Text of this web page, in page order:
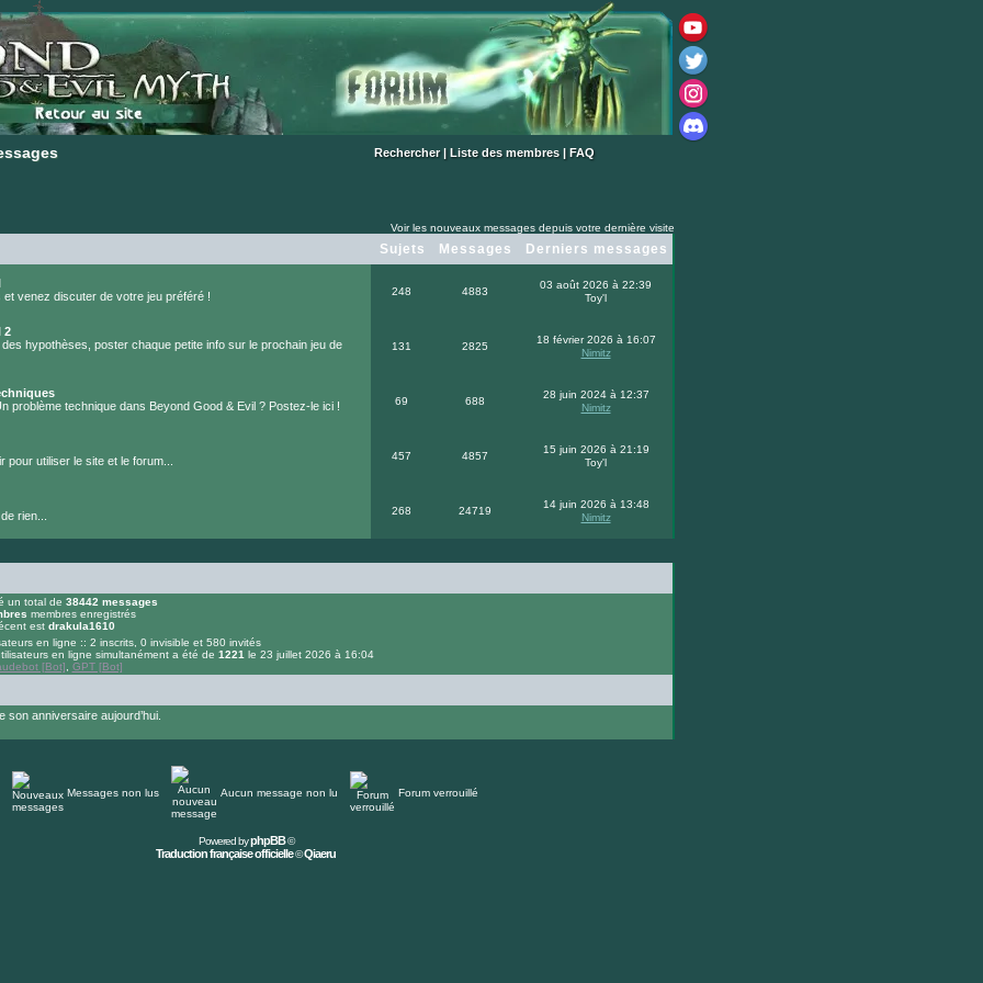
Rechercher| Liste des membres| FAQ
Voir les nouveaux messages depuis votre dernière visite
Sujets Messages Derniers messages
venez discuter de votre jeu préféré !
248 4883
03 août 2026 à 22:39
Toy'l
2
hypothèses, poster chaque petite info sur le prochain jeu de
131 2825
18 février 2026 à 16:07
Nimitz
problème technique dans Beyond Good & Evil ? Postez-le ici !
69 688
28 juin 2024 à 12:37
Nimitz
pour utiliser le site et le forum...
457 4857
15 juin 2026 à 21:19
Toy'l
rien...
268 24719
14 juin 2026 à 13:48
Nimitz
un total de 38442 messages
membres enregistrés
est drakula1610
en ligne :: 2 inscrits, 0 invisible et 580 invités
en ligne simultanément a été de 1221 le 23 juillet 2026 à 16:04
[Bot] GPT [Bot]
son anniversaire aujourd’hui.
Messages non lus Aucun message non lu Forum verrouillé
Powered byphpBB©
Traduction française officielle©Qiaeru